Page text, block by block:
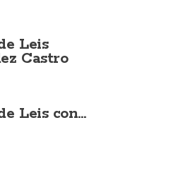
Leis
Castro
Leis con...